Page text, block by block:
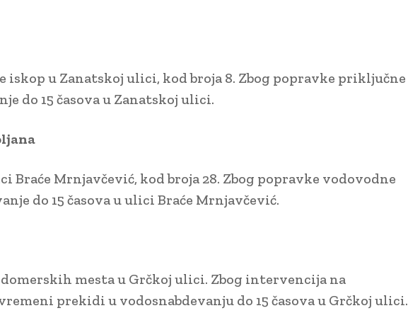
iskop u Zanatskoj ulici, kod broja 8. Zbog popravke priključne
do 15 časova u Zanatskoj ulici.
Braće Mrnjavčević, kod broja 28. Zbog popravke vodovodne
do 15 časova u ulici Braće Mrnjavčević.
mesta u Grčkoj ulici. Zbog intervencija na
prekidi u vodosnabdevanju do 15 časova u Grčkoj ulici.